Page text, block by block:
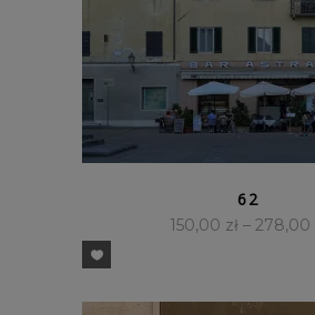
62
150,00 zł – 278,00